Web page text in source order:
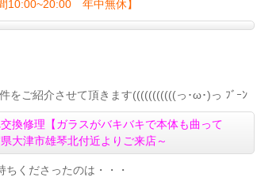
10:00~20:00 年中無休】
をご紹介させて頂きます(((((((((((っ･ω･)っ ﾌﾞｰﾝ
換修理 【ガラスがバキバキで本体も曲って
大津市雄琴北付近よりご来店～
ちくださったのは・・・